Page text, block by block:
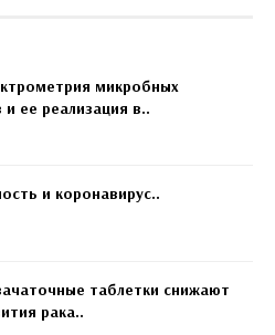
микробных
и ее реализация в..
и коронавирус..
таблетки снижают
рака..